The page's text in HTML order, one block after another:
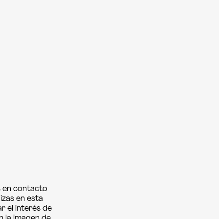
en contacto
en esta
el interés de